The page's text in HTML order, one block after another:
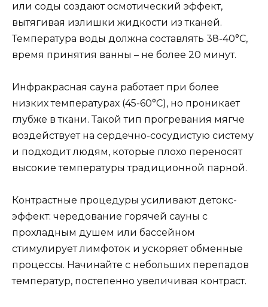
или соды создают осмотический эффект,
вытягивая излишки жидкости из тканей.
Температура воды должна составлять 38-40°C,
время принятия ванны – не более 20 минут.
Инфракрасная сауна работает при более
низких температурах (45-60°C), но проникает
глубже в ткани. Такой тип прогревания мягче
воздействует на сердечно-сосудистую систему
и подходит людям, которые плохо переносят
высокие температуры традиционной парной.
Контрастные процедуры усиливают детокс-
эффект: чередование горячей сауны с
прохладным душем или бассейном
стимулирует лимфоток и ускоряет обменные
процессы. Начинайте с небольших перепадов
температур, постепенно увеличивая контраст.